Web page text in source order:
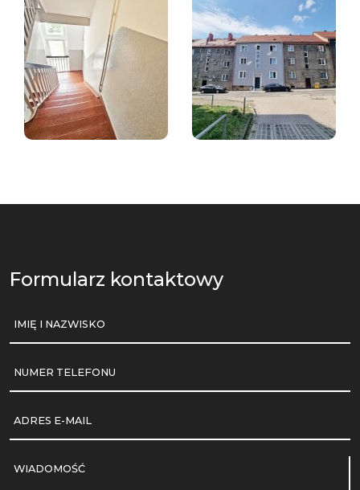
Formularz kontaktowy
IMIĘ I NAZWISKO
NUMER TELEFONU
ADRES E-MAIL
WIADOMOŚĆ